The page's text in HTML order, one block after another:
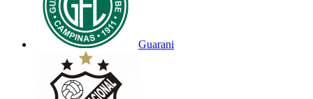
Guarani